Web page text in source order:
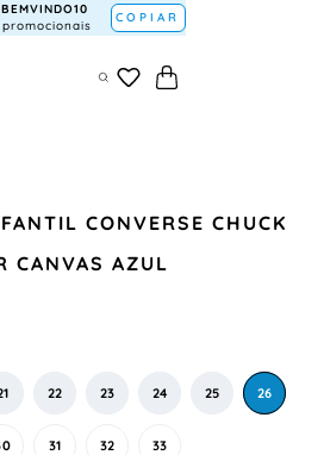
BEMVINDO10
COPIAR
CONVERSE CHUCK
CANVAS AZUL
22 23 24 25 26
31 32 33